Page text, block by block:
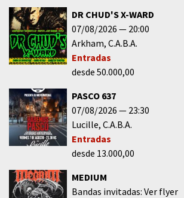
DR CHUD'S X-WARD
07/08/2026
20:00
Arkham C.A.B.A.
Entradas
desde 50.000,00
PASCO 637
07/08/2026
23:30
Lucille C.A.B.A.
Entradas
desde 13.000,00
MEDIUM
Bandas invitadas: Ver flyer